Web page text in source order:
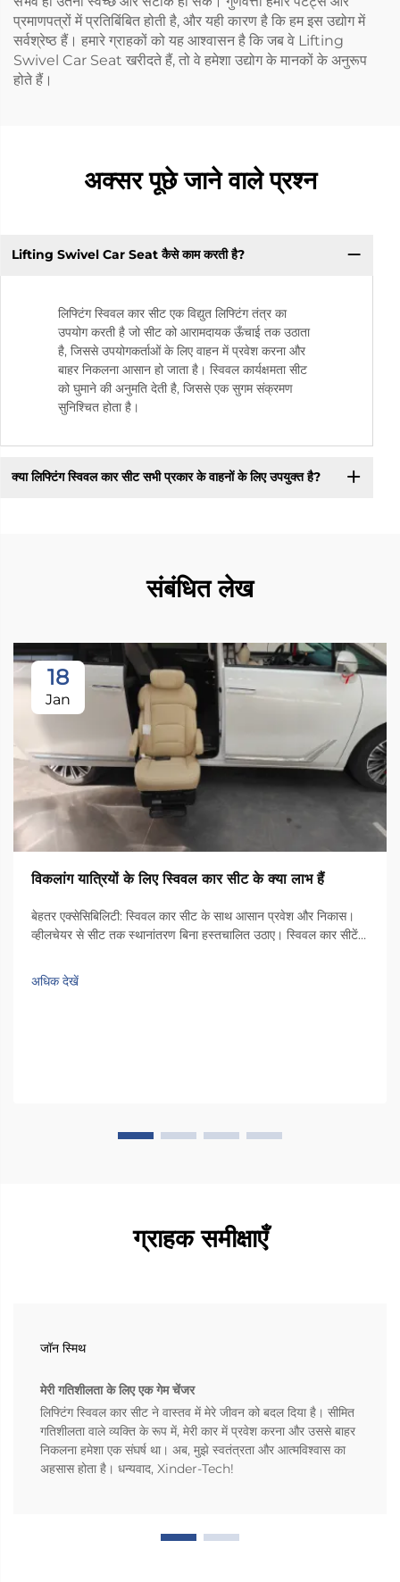
प्रमाणपत्रों में प्रतिबिंबित होती है, और यही कारण है कि हम इस उद्योग में
सर्वश्रेष्ठ हैं। हमारे ग्राहकों को यह आश्वासन है कि जब वे Lifting
Swivel Car Seat खरीदते हैं, तो वे हमेशा उद्योग के मानकों के अनुरूप
होते हैं।
अक्सर पूछे जाने वाले प्रश्न
Lifting Swivel Car Seat कैसे काम करती है?
लिफ्टिंग स्विवल कार सीट एक विद्युत लिफ्टिंग तंत्र का
उपयोग करती है जो सीट को आरामदायक ऊँचाई तक उठाता
है, जिससे उपयोगकर्ताओं के लिए वाहन में प्रवेश करना और
बाहर निकलना आसान हो जाता है। स्विवल कार्यक्षमता सीट
को घुमाने की अनुमति देती है, जिससे एक सुगम संक्रमण
सुनिश्चित होता है।
क्या लिफ्टिंग स्विवल कार सीट सभी प्रकार के वाहनों के लिए उपयुक्त है?
संबंधित लेख
18
Jan
विकलांग यात्रियों के लिए स्विवल कार सीट के क्या लाभ हैं
बेहतर एक्सेसिबिलिटी: स्विवल कार सीट के साथ आसान प्रवेश और निकास।
व्हीलचेयर से सीट तक स्थानांतरण बिना हस्तचालित उठाए। स्विवल कार सीटें
बदल चुकी हैं जो व्हीलचेयर का उपयोग करते हैं। ये...
अधिक देखें
ग्राहक समीक्षाएँ
जॉन स्मिथ
मेरी गतिशीलता के लिए एक गेम चेंजर
लिफ्टिंग स्विवल कार सीट ने वास्तव में मेरे जीवन को बदल दिया है। सीमित
गतिशीलता वाले व्यक्ति के रूप में, मेरी कार में प्रवेश करना और उससे बाहर
निकलना हमेशा एक संघर्ष था। अब, मुझे स्वतंत्रता और आत्मविश्वास का
अहसास होता है। धन्यवाद, Xinder-Tech!